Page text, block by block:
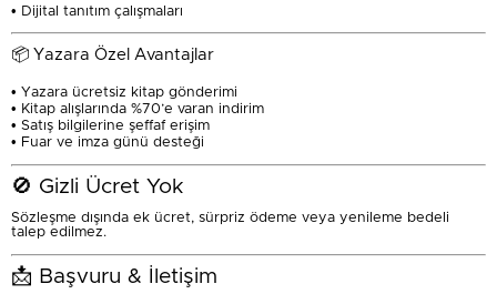
• Dijital tanıtım çalışmaları
📦 Yazara Özel Avantajlar
• Yazara ücretsiz kitap gönderimi
• Kitap alışlarında %70’e varan indirim
• Satış bilgilerine şeffaf erişim
• Fuar ve imza günü desteği
🚫 Gizli Ücret Yok
Sözleşme dışında ek ücret, sürpriz ödeme veya yenileme bedeli
talep edilmez.
📩 Başvuru & İletişim